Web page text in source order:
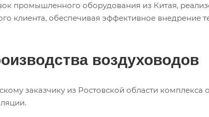
промышленного оборудования из Китая,
клиента, обеспечивая эффективное внедрение
воздуховодов
заказчику из Ростовской области комплекса